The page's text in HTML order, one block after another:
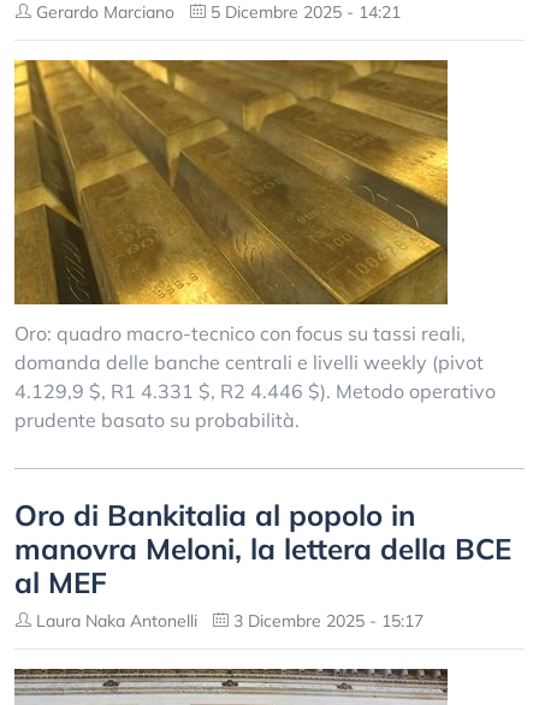
Gerardo Marciano 5 Dicembre 2025 - 14:21
Oro: quadro macro-tecnico con focus su tassi reali,
domanda delle banche centrali e livelli weekly (pivot
4.129,9 $, R1 4.331 $, R2 4.446 $). Metodo operativo
prudente basato su probabilità.
Oro di Bankitalia al popolo in
manovra Meloni, la lettera della BCE
al MEF
Laura Naka Antonelli 3 Dicembre 2025 - 15:17